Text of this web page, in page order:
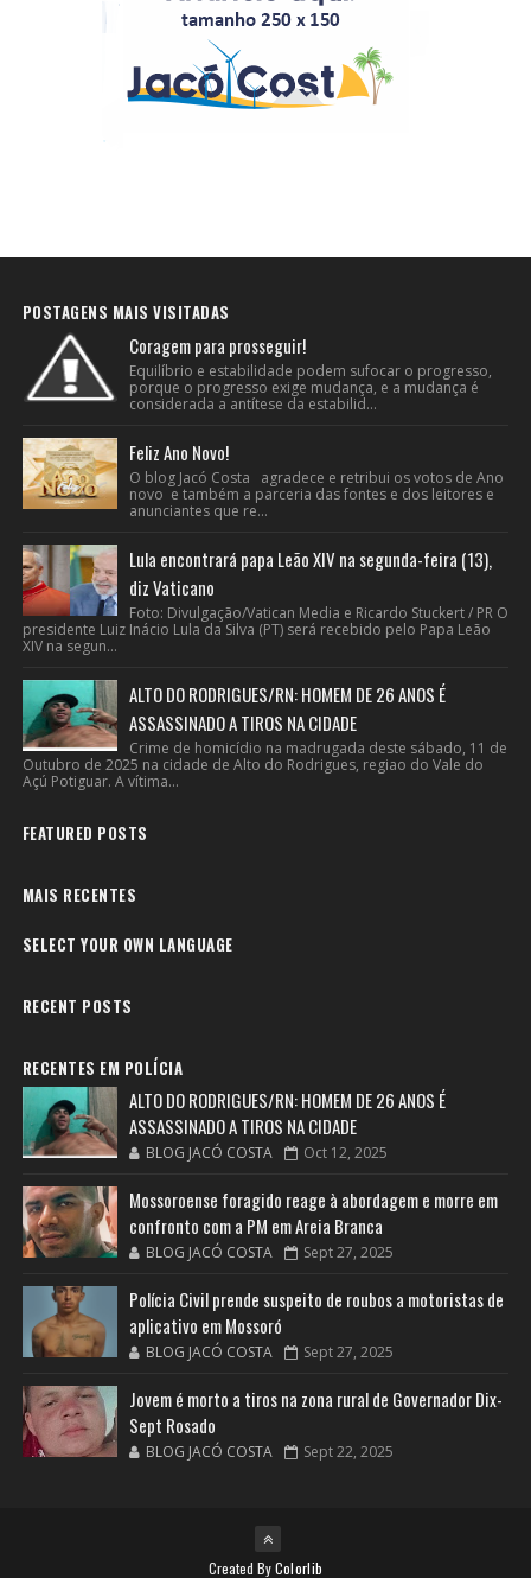
POSTAGENS MAIS VISITADAS
Coragem para prosseguir!
Equilíbrio e estabilidade podem sufocar o progresso,
porque o progresso exige mudança, e a mudança é
considerada a antítese da estabilid...
Feliz Ano Novo!
O blog Jacó Costa agradece e retribui os votos de Ano
novo e também a parceria das fontes e dos leitores e
anunciantes que re...
Lula encontrará papa Leão XIV na segunda-feira (13),
diz Vaticano
Foto: Divulgação/Vatican Media e Ricardo Stuckert / PR O
presidente Luiz Inácio Lula da Silva (PT) será recebido pelo Papa Leão
XIV na segun...
ALTO DO RODRIGUES/RN: HOMEM DE 26 ANOS É
ASSASSINADO A TIROS NA CIDADE
Crime de homicídio na madrugada deste sábado, 11 de
Outubro de 2025 na cidade de Alto do Rodrigues, regiao do Vale do
Açú Potiguar. A vítima...
FEATURED POSTS
MAIS RECENTES
SELECT YOUR OWN LANGUAGE
RECENT POSTS
RECENTES EM POLÍCIA
ALTO DO RODRIGUES/RN: HOMEM DE 26 ANOS É
ASSASSINADO A TIROS NA CIDADE
BLOG JACÓ COSTA Oct 12, 2025
Mossoroense foragido reage à abordagem e morre em
confronto com a PM em Areia Branca
BLOG JACÓ COSTA Sept 27, 2025
Polícia Civil prende suspeito de roubos a motoristas de
aplicativo em Mossoró
BLOG JACÓ COSTA Sept 27, 2025
Jovem é morto a tiros na zona rural de Governador Dix-
Sept Rosado
BLOG JACÓ COSTA Sept 22, 2025
Created ByColorlib